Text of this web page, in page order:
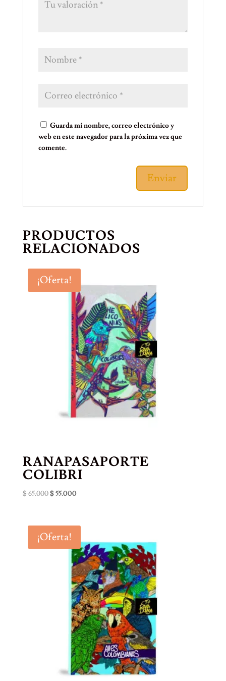
Guarda mi nombre, correo electrónico y
web en este navegador para la próxima vez que
comente.
PRODUCTOS
RELACIONADOS
¡Oferta!
RANAPASAPORTE
COLIBRI
$65.000El
era:
$ 65.000.
$55.000El
es:
$ 55.000.
¡Oferta!